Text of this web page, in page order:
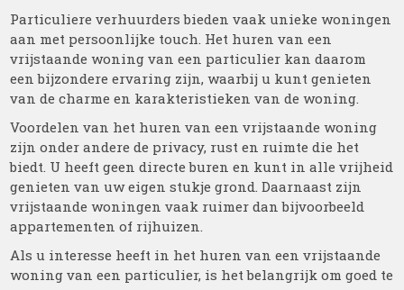
Particuliere verhuurders bieden vaak unieke woningen
aan met persoonlijke touch. Het huren van een
vrijstaande woning van een particulier kan daarom
een bijzondere ervaring zijn, waarbij u kunt genieten
van de charme en karakteristieken van de woning.
Voordelen van het huren van een vrijstaande woning
zijn onder andere de privacy, rust en ruimte die het
biedt. U heeft geen directe buren en kunt in alle vrijheid
genieten van uw eigen stukje grond. Daarnaast zijn
vrijstaande woningen vaak ruimer dan bijvoorbeeld
appartementen of rijhuizen.
Als u interesse heeft in het huren van een vrijstaande
woning van een particulier, is het belangrijk om goed te